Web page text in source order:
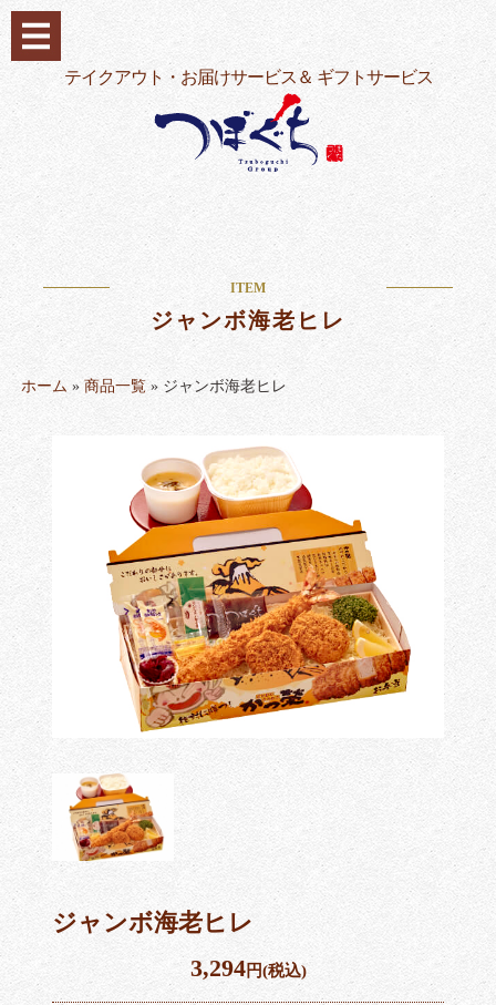
コ
ン
ス
テイクアウト・お届けサービス＆ ギフトサービス
ITEM
ジャンボ海老ヒレ
ホーム »商品一覧 » ジャンボ海老ヒレ
ジャンボ海老ヒレ
3,294円(税込)